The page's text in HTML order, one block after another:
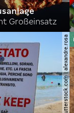
Großeinsatz
© shutterstock.com | alexandre.rosa